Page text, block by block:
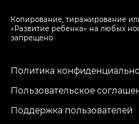
Копирование, тиражирование
«Развитие ребенка» на любых
запрещено.
Политика
Пользовательское
Поддержка пользователей